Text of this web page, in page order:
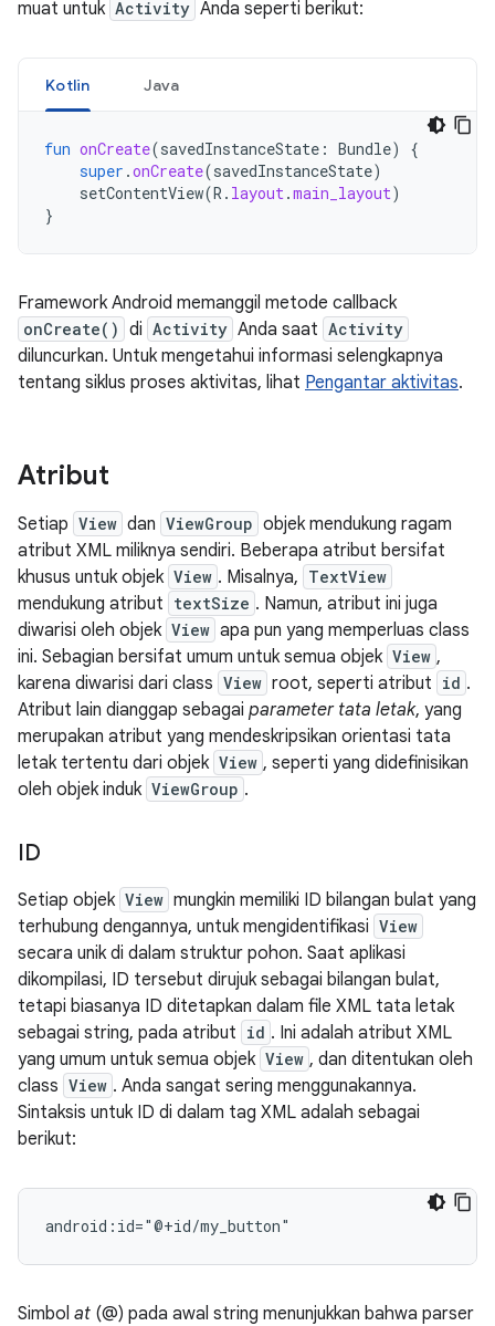
muat untuk Activity Anda seperti berikut:
Kotlin Java
fun onCreate(savedInstanceState : Bundle)
{
super .onCreate(savedInstanceState)
setContentView(R . layout.main_layout)
}
Framework Android memanggil metode callback
onCreate() di Activity Anda saat Activity
diluncurkan. Untuk mengetahui informasi selengkapnya
tentang siklus proses aktivitas, lihat Pengantar aktivitas.
Atribut
Setiap View dan ViewGroup objek mendukung ragam
atribut XML miliknya sendiri. Beberapa atribut bersifat
khusus untuk objek View . Misalnya, TextView
mendukung atribut textSize . Namun, atribut ini juga
diwarisi oleh objek View apa pun yang memperluas class
ini. Sebagian bersifat umum untuk semua objek View ,
karena diwarisi dari class View root, seperti atribut id .
Atribut lain dianggap sebagai parameter tata letak, yang
merupakan atribut yang mendeskripsikan orientasi tata
letak tertentu dari objek View , seperti yang didefinisikan
oleh objek induk ViewGroup .
ID
Setiap objek View mungkin memiliki ID bilangan bulat yang
terhubung dengannya, untuk mengidentifikasi View
secara unik di dalam struktur pohon. Saat aplikasi
dikompilasi, ID tersebut dirujuk sebagai bilangan bulat,
tetapi biasanya ID ditetapkan dalam file XML tata letak
sebagai string, pada atribut id . Ini adalah atribut XML
yang umum untuk semua objek View , dan ditentukan oleh
class View . Anda sangat sering menggunakannya.
Sintaksis untuk ID di dalam tag XML adalah sebagai
berikut:
android:id="@+id/my_button"
Simbol at (@) pada awal string menunjukkan bahwa parser